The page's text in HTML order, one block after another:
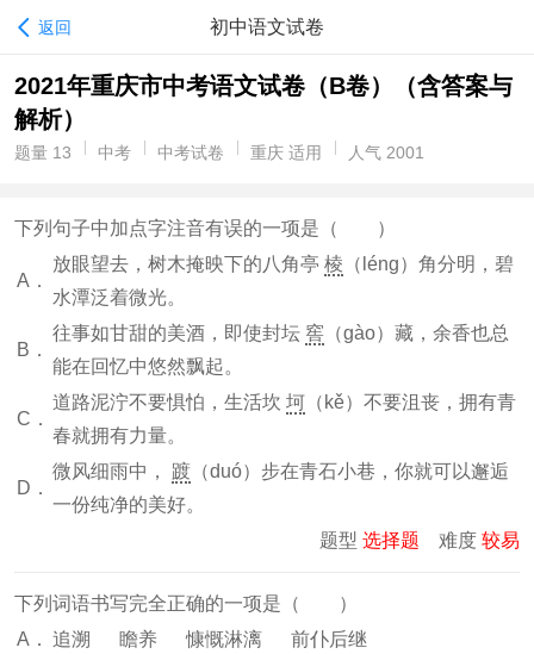
返回 初中语文试卷
2021年重庆市中考语文试卷（B卷）（含答案与
解析）
题量 13 中考 中考试卷 重庆 适用 人气 2001
下列句子中加点字注音有误的一项是（ ）
A．
放眼望去，树木掩映下的八角亭 棱 （léng）角分明，碧
水潭泛着微光。
B．
往事如甘甜的美酒，即使封坛 窖 （gào）藏，余香也总
能在回忆中悠然飘起。
C．
道路泥泞不要惧怕，生活坎 坷 （kě）不要沮丧，拥有青
春就拥有力量。
D．
微风细雨中， 踱 （duó）步在青石小巷，你就可以邂逅
一份纯净的美好。
题型 选择题 难度 较易
下列词语书写完全正确的一项是（ ）
A． 追溯 瞻养 慷慨淋漓 前仆后继